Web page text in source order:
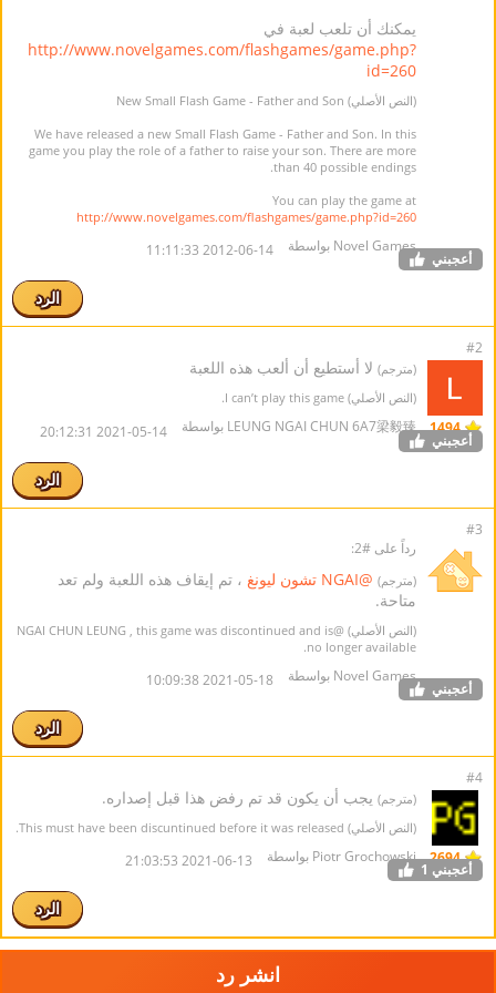
يمكنك أن تلعب لعبة في
http://www.novelgames.com/flashgames/game.php?
id=260
(النص الأصلي) New Small Flash Game - Father and Son
We have released a new Small Flash Game - Father and Son. In this
game you play the role of a father to raise your son. There are more
than 40 possible endings.
You can play the game at
http://www.novelgames.com/flashgames/game.php?id=260
Novel Games بواسطة 2012-06-14 11:11:33 أعجبني
الرد
#2
1494
(مترجم) لا أستطيع أن ألعب هذه اللعبة
(النص الأصلي) I can’t play this game.
LEUNG NGAI CHUN 6A7梁毅臻 بواسطة 2021-05-14 20:12:31 أعجبني
الرد
#3
رداً على #2:
(مترجم) @NGAI تشون ليونغ
، تم إيقاف هذه اللعبة ولم تعد
متاحة.
(النص الأصلي) @NGAI CHUN LEUNG
, this game was discontinued and is
no longer available.
Novel Games بواسطة 2021-05-18 10:09:38 أعجبني
الرد
#4
2694
(مترجم) يجب أن يكون قد تم رفض هذا قبل إصداره.
(النص الأصلي) This must have been discuntinued before it was released.
Piotr Grochowski بواسطة 2021-06-13 21:03:53 أعجبني 1
الرد
انشر رد